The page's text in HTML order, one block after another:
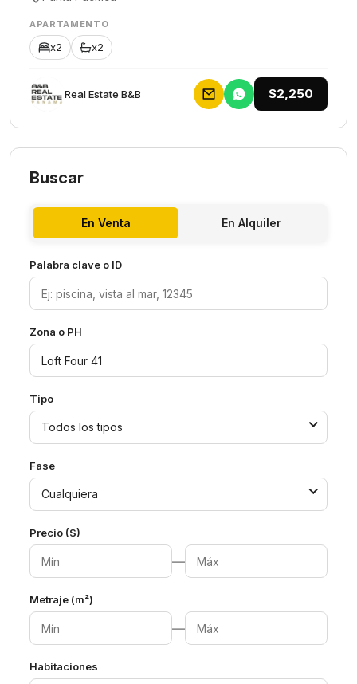
APARTAMENTO
x2 x2
Rеаl Еstаtе В&В $2,250
Buscar
En Venta En Alquiler
Palabra clave o ID
Zona o PH
Tipo
Todos los tipos
Fase
Cualquiera
Precio ($)
—
Metraje (m²)
—
Habitaciones